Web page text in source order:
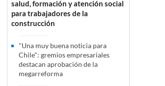
salud, formación y atención social
para trabajadores de la
construcción
"Una muy buena noticia para
Chile": gremios empresariales
destacan aprobación de la
megarreforma